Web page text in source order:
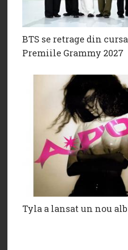
BTS se retrage din
Premiile Grammy 2027
Tyla a lansat un nou